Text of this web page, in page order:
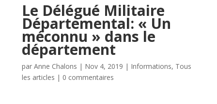
Le Délégué Militaire
Départemental: « Un
méconnu » dans le
département
par Anne Chalons | Nov 4, 2019 | Informations, Tous
les articles | 0 commentaires